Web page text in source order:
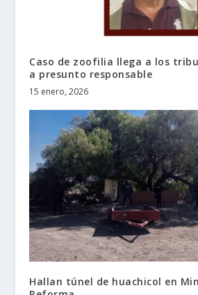
Caso de zoofilia llega a los
a presunto responsable
15 enero, 2026
Hallan túnel de huachicol en